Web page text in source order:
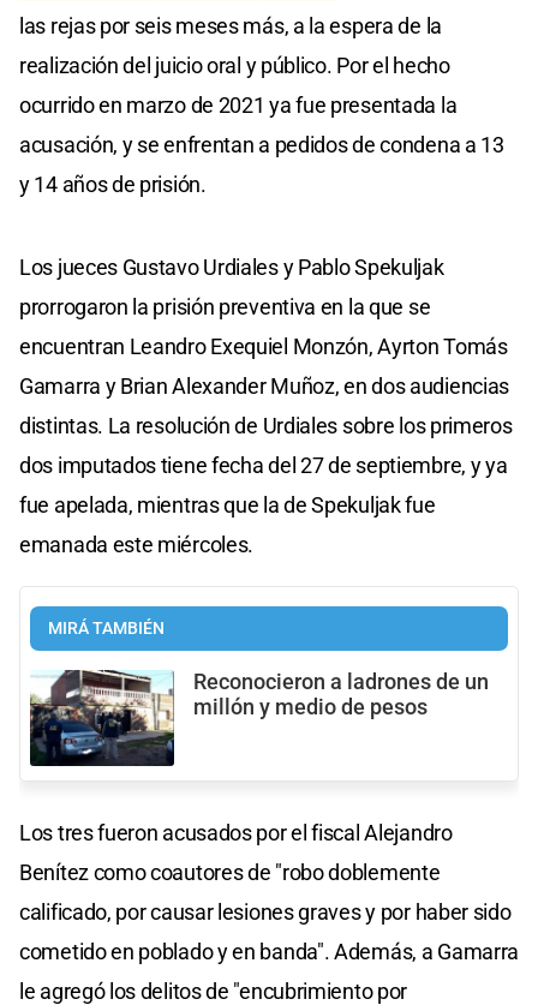
las rejas por seis meses más, a la espera de la
realización del juicio oral y público. Por el hecho
ocurrido en marzo de 2021 ya fue presentada la
acusación, y se enfrentan a pedidos de condena a 13
y 14 años de prisión.
Los jueces Gustavo Urdiales y Pablo Spekuljak
prorrogaron la prisión preventiva en la que se
encuentran Leandro Exequiel Monzón, Ayrton Tomás
Gamarra y Brian Alexander Muñoz, en dos audiencias
distintas. La resolución de Urdiales sobre los primeros
dos imputados tiene fecha del 27 de septiembre, y ya
fue apelada, mientras que la de Spekuljak fue
emanada este miércoles.
MIRÁ TAMBIÉN
Reconocieron a ladrones de un
millón y medio de pesos
Los tres fueron acusados por el fiscal Alejandro
Benítez como coautores de "robo doblemente
calificado, por causar lesiones graves y por haber sido
cometido en poblado y en banda". Además, a Gamarra
le agregó los delitos de "encubrimiento por